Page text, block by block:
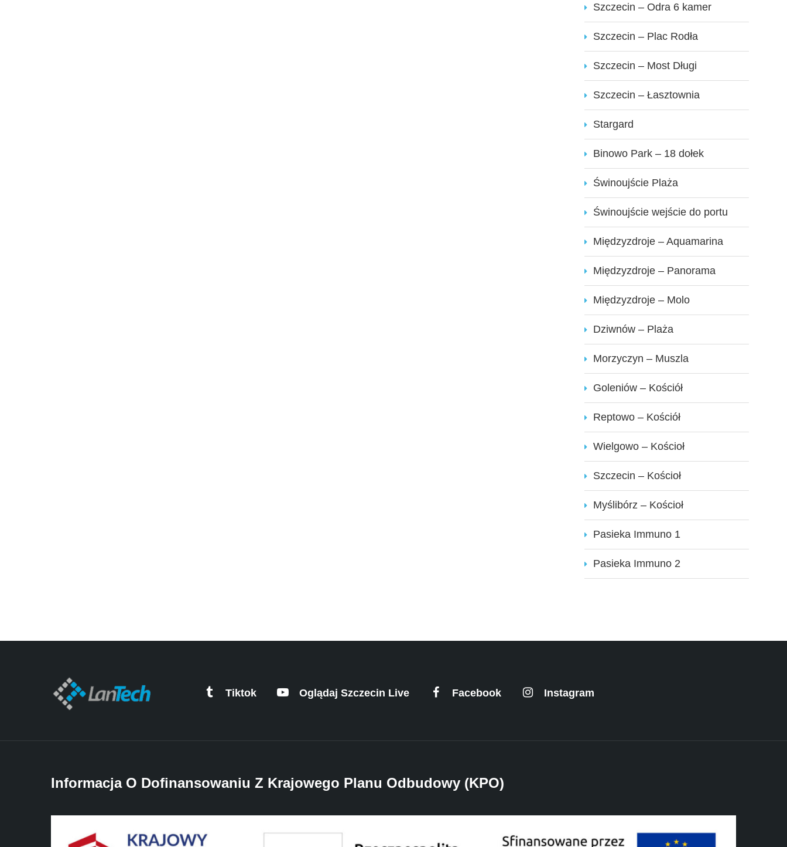
Szczecin – Odra 6 kamer
Szczecin – Plac Rodła
Szczecin – Most Długi
Szczecin – Łasztownia
Stargard
Binowo Park – 18 dołek
Świnoujście Plaża
Świnoujście wejście do portu
Międzyzdroje – Aquamarina
Międzyzdroje – Panorama
Międzyzdroje – Molo
Dziwnów – Plaża
Morzyczyn – Muszla
Goleniów – Kościół
Reptowo – Kościół
Wielgowo – Kościoł
Szczecin – Kościoł
Myślibórz – Kościoł
Pasieka Immuno 1
Pasieka Immuno 2
Tiktok Oglądaj Szczecin Live Facebook Instagram
Informacja O Dofinansowaniu Z Krajowego Planu Odbudowy (KPO)